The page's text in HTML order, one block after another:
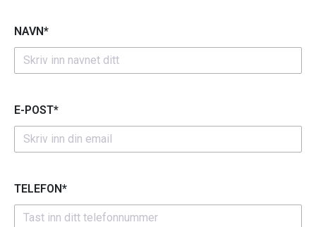
NAVN*
E-POST*
TELEFON*